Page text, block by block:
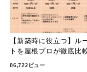
【新築時に役立つ】ル
トを屋根プロが徹底比
86,722ビュー